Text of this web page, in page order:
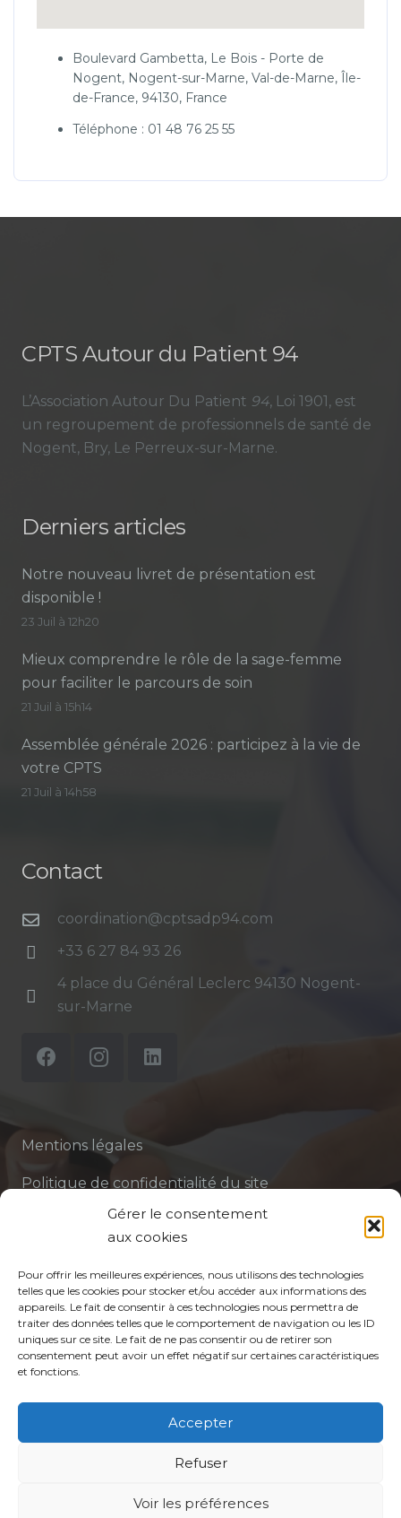
Gérer le consentement
aux cookies
Pour offrir les meilleures expériences, nous utilisons des technologies
telles que les cookies pour stocker et/ou accéder aux informations des
appareils. Le fait de consentir à ces technologies nous permettra de
traiter des données telles que le comportement de navigation ou les ID
uniques sur ce site. Le fait de ne pas consentir ou de retirer son
consentement peut avoir un effet négatif sur certaines caractéristiques
et fonctions.
Accepter
Refuser
Voir les préférences
Boulevard Gambetta, Le Bois - Porte de
Nogent, Nogent-sur-Marne, Val-de-Marne, Île-
de-France, 94130, France
Téléphone : 01 48 76 25 55
CPTS Autour du Patient 94
L’Association Autour Du Patient 94, Loi 1901, est
un regroupement de professionnels de santé de
Nogent, Bry, Le Perreux-sur-Marne.
Derniers articles
Notre nouveau livret de présentation est
disponible !
23 Juil à 12h20
Mieux comprendre le rôle de la sage-femme
pour faciliter le parcours de soin
21 Juil à 15h14
Assemblée générale 2026 : participez à la vie de
votre CPTS
21 Juil à 14h58
Contact
coordination@cptsadp94.com
+33 6 27 84 93 26
4 place du Général Leclerc 94130 Nogent-
sur-Marne
Mentions légales
Politique de confidentialité du site
Politique de protection des données de la CPTS
Votre CPTS
Professionnels de santé